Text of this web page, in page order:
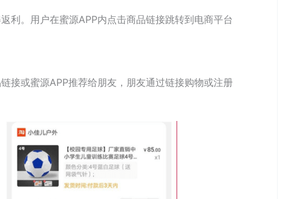
利。用户在蜜源APP内点击商品链接跳转到电商平台
接或蜜源APP推荐给朋友，朋友通过链接购物或注册